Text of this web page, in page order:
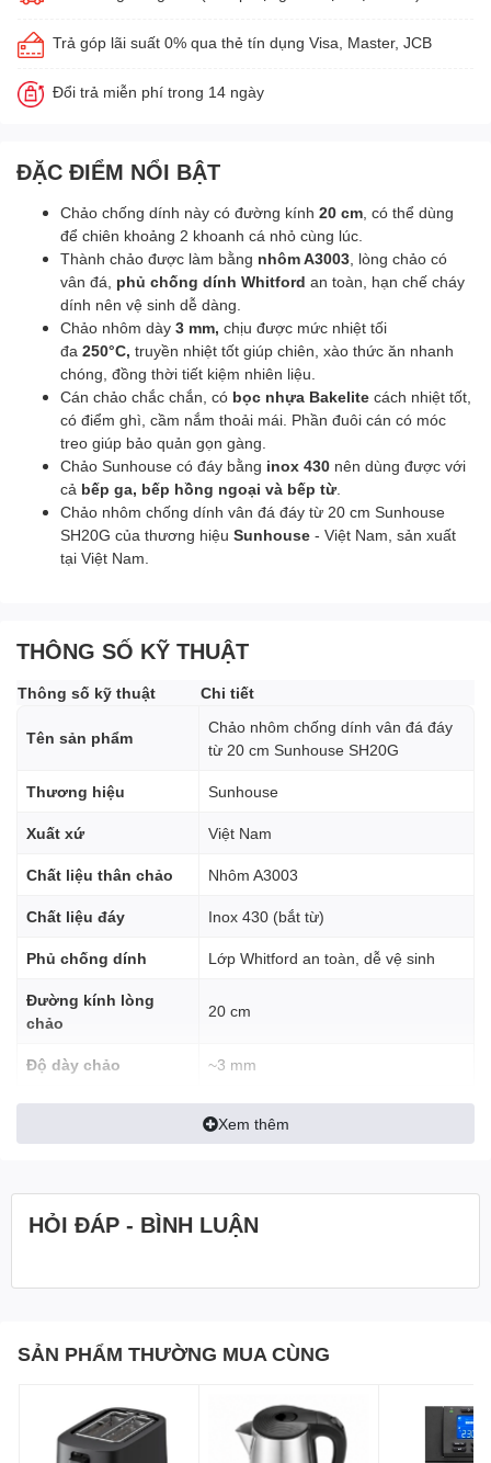
Trả góp lãi suất 0% qua thẻ tín dụng Visa, Master, JCB
Đổi trả miễn phí trong 14 ngày
ĐẶC ĐIỂM NỔI BẬT
Chảo chống dính này có đường kính 20 cm , có thể dùng
để chiên khoảng 2 khoanh cá nhỏ cùng lúc.
Thành chảo được làm bằng nhôm A3003 , lòng chảo có
vân đá, phủ chống dính Whitford an toàn, hạn chế cháy
dính nên vệ sinh dễ dàng.
Chảo nhôm dày 3 mm, chịu được mức nhiệt tối
đa 250°C, truyền nhiệt tốt giúp chiên, xào thức ăn nhanh
chóng, đồng thời tiết kiệm nhiên liệu.
Cán chảo chắc chắn, có bọc nhựa Bakelite cách nhiệt tốt,
có điểm ghì, cầm nắm thoải mái. Phần đuôi cán có móc
treo giúp bảo quản gọn gàng.
Chảo Sunhouse có đáy bằng inox 430 nên dùng được với
cả bếp ga, bếp hồng ngoại và bếp từ.
Chảo nhôm chống dính vân đá đáy từ 20 cm Sunhouse
SH20G của thương hiệu Sunhouse - Việt Nam, sản xuất
tại Việt Nam.
THÔNG SỐ KỸ THUẬT
Thông số kỹ thuật Chi tiết
Tên sản phẩm
Chảo nhôm chống dính vân đá đáy
từ 20 cm Sunhouse SH20G
Thương hiệu Sunhouse
Xuất xứ Việt Nam
Chất liệu thân chảo Nhôm A3003
Chất liệu đáy Inox 430 (bắt từ)
Phủ chống dính Lớp Whitford an toàn, dễ vệ sinh
Đường kính lòng
chảo
20 cm
Độ dày chảo ~3 mm
Khối lượng ~0.56 kg
Loại bếp sử dụng Bếp từ, bếp ga, bếp hồng ngoại
Cán chảo Nhựa Bakelite, cách nhiệt
Móc treo Có
Xem thêm
HỎI ĐÁP - BÌNH LUẬN
SẢN PHẨM THƯỜNG MUA CÙNG